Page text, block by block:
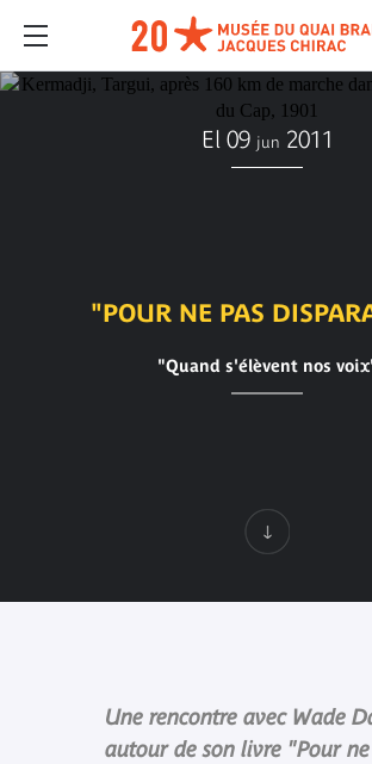
El 09 jun 2011
"POUR NE PAS
"Quand s'élèvent nos
Une rencontre avec Wade
autour de son livre "Pour